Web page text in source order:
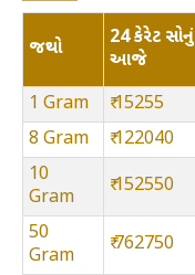
જથ્થો
24 કેરેટ સોનું
આજે
1 Gram
₹ 15255
8 Gram
₹ 122040
10
Gram
₹ 152550
50
Gram
₹ 762750